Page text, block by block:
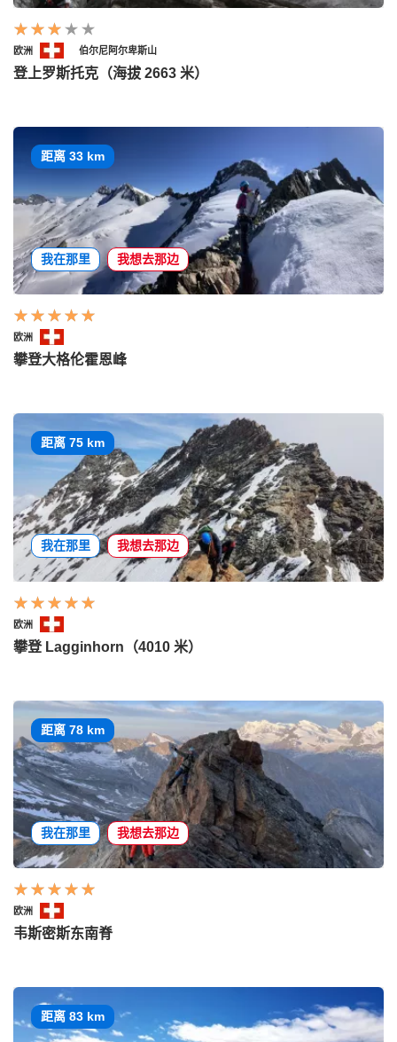
欧洲 伯尔尼阿尔卑斯山
登上罗斯托克（海拔 2663 米）
距离 33 km
我在那里 我想去那边
欧洲
攀登大格伦霍恩峰
距离 75 km
我在那里 我想去那边
欧洲
攀登 Lagginhorn（4010 米）
距离 78 km
我在那里 我想去那边
欧洲
韦斯密斯东南脊
距离 83 km